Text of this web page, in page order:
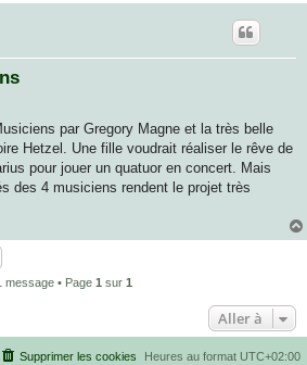
par Gregory Magne et la très belle
Hetzel. Une fille voudrait réaliser le rêve de
pour jouer un quatuor en concert. Mais
des 4 musiciens rendent le projet très
message • Page 1 sur 1
Aller à
Heures au format UTC+02:00
Supprimer les cookies